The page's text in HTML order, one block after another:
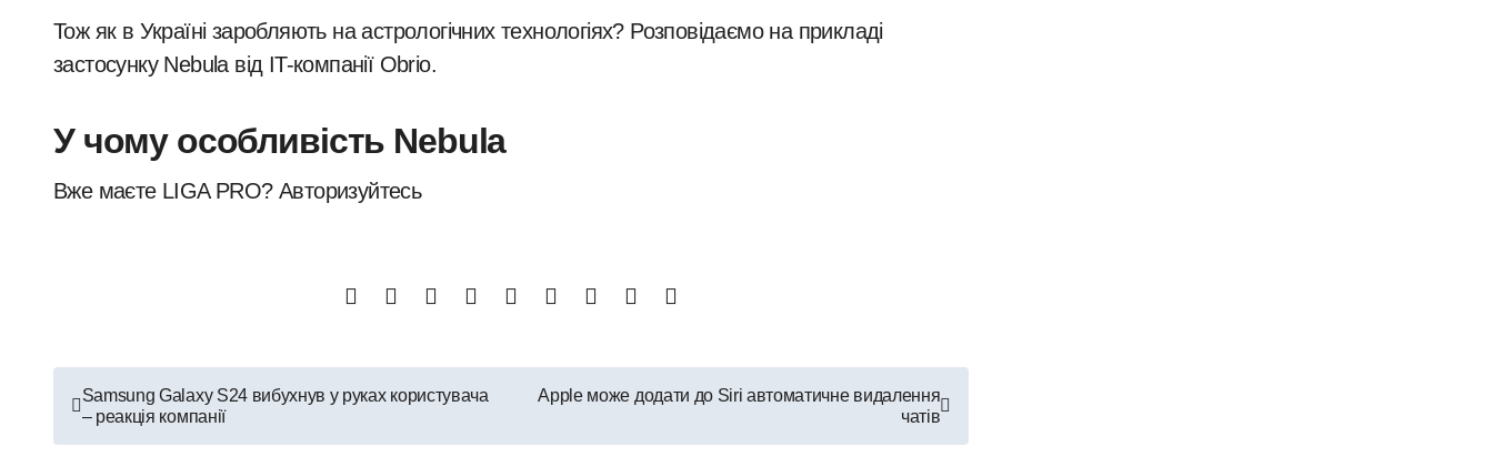
Тож як в Україні заробляють на астрологічних технологіях? Розповідаємо на прикладі
застосунку Nebula від IT-компанії Obrio.
У чому особливість Nebula
Вже маєте LIGA PRO? Авторизуйтесь
Навигация
по
Samsung Galaxy S24 вибухнув у руках користувача
– реакція компанії
Apple може додати до Siri автоматичне видалення
чатів